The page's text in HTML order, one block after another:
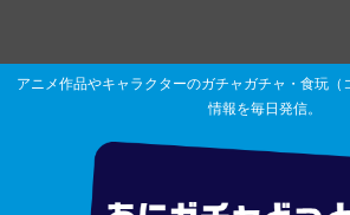
アニメ作品やキャラクターのガチャガチャ・食玩（
情報を毎日発信。